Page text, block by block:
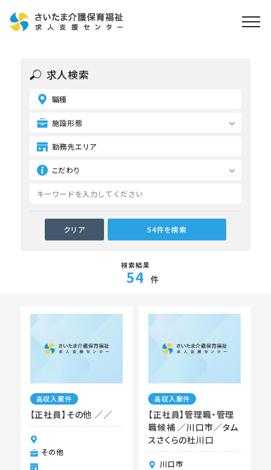
求人検索
就職・転職支援
資格取得なら
さいたま介護アカデミー
よくある質問
求人検索
職種
施設形態
勤務先エリア
こだわり
検索結果
54 件
高収入案件
【正社員】その他 ／／
その他
高収入案件
【正社員】管理職・管理
職候補 ／川口市／タム
スさくらの杜川口
川口市